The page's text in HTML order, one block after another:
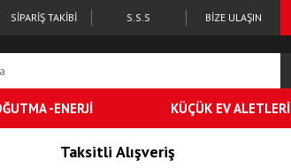
SİPARİŞ TAKİBİ S.S.S BİZE ULAŞIN
-ENERJİ KÜÇÜK EV ALETLERİ
Taksitli Alışveriş